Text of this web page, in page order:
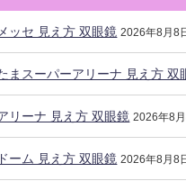
ッセ 見え方 双眼鏡 2026年8月8
まスーパーアリーナ 見え方 双
リーナ 見え方 双眼鏡 2026年8月
ーム 見え方 双眼鏡 2026年8月8